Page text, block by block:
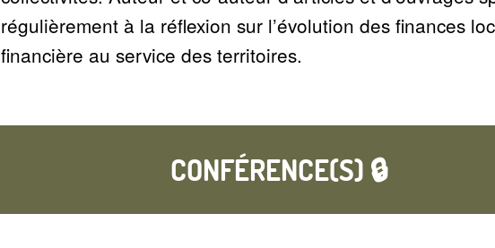
régulièrement à la réflexion sur l’évolution des finances
financière au service des territoires.
CONFÉRENCE(S) 🔒